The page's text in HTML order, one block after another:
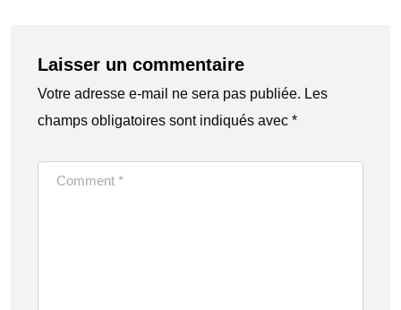
Laisser un commentaire
Votre adresse e-mail ne sera pas publiée. Les
champs obligatoires sont indiqués avec *